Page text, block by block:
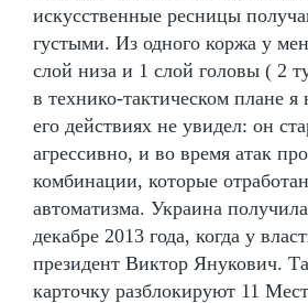
искусственные ресницы
густыми. Из одного коржа у
слой низа и 1 слой головы ( 2
в технико-тактическом плане я
его действиях не увидел: он
агрессивно, и во время атак
комбинации, которые
автоматизма. Украина
декабре 2013 года, когда у
президент Виктор Янукович.
карточку разблокируют 11